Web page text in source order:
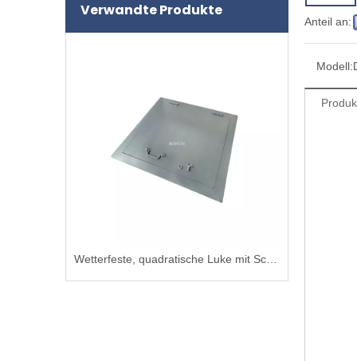
Verwandte Produkte
Anteil an:
Modell: